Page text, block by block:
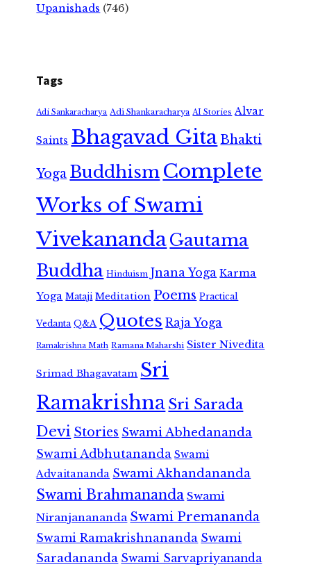
Upanishads (746)
Tags
Adi Sankaracharya Adi Shankaracharya AI Stories Alvar
Saints Bhagavad GitaBhakti
Yoga Buddhism Complete
Works of Swami
VivekanandaGautama
Buddha Hinduism Jnana Yoga Karma
Yoga Mataji Meditation Poems Practical
Vedanta Q&A Quotes Raja Yoga
Ramakrishna Math Ramana Maharshi Sister Nivedita
Srimad Bhagavatam Sri
RamakrishnaSri Sarada
Devi Stories Swami Abhedananda
Swami Adbhutananda Swami
Advaitananda Swami Akhandananda
Swami Brahmananda Swami
Niranjanananda Swami Premananda
Swami Ramakrishnananda Swami
Saradananda Swami Sarvapriyananda